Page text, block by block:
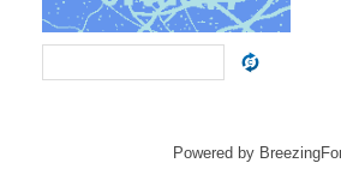
Powered by